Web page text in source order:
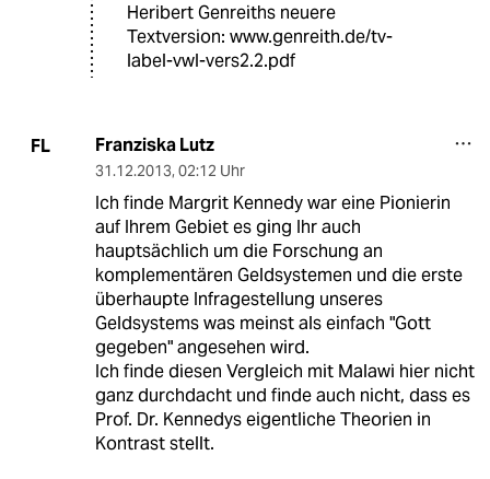
Heribert Genreiths neuere
Textversion: www.genreith.de/tv-
label-vwl-vers2.2.pdf
FL Franziska Lutz
31.12.2013, 02:12 Uhr
Ich finde Margrit Kennedy war eine Pionierin
auf Ihrem Gebiet es ging Ihr auch
hauptsächlich um die Forschung an
komplementären Geldsystemen und die erste
überhaupte Infragestellung unseres
Geldsystems was meinst als einfach "Gott
gegeben" angesehen wird.
Ich finde diesen Vergleich mit Malawi hier nicht
ganz durchdacht und finde auch nicht, dass es
Prof. Dr. Kennedys eigentliche Theorien in
Kontrast stellt.